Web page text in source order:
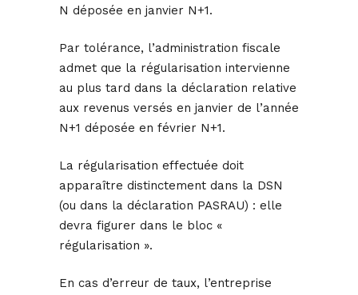
N déposée en janvier N+1.
Par tolérance, l’administration fiscale
admet que la régularisation intervienne
au plus tard dans la déclaration relative
aux revenus versés en janvier de l’année
N+1 déposée en février N+1.
La régularisation effectuée doit
apparaître distinctement dans la DSN
(ou dans la déclaration PASRAU) : elle
devra figurer dans le bloc «
régularisation ».
En cas d’erreur de taux, l’entreprise